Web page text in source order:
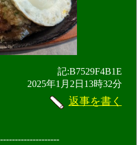
記:B7529F4B1E
2025年1月2日13時32分
返事を書く